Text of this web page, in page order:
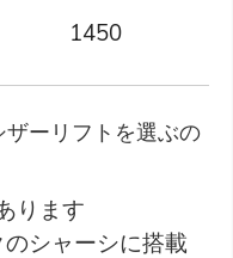
1450
ーリフトを選ぶの
ります
シャーシに搭載